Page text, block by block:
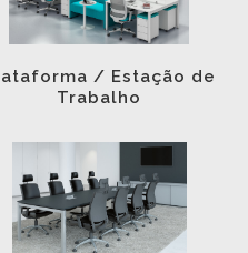
/ Estação de
Trabalho